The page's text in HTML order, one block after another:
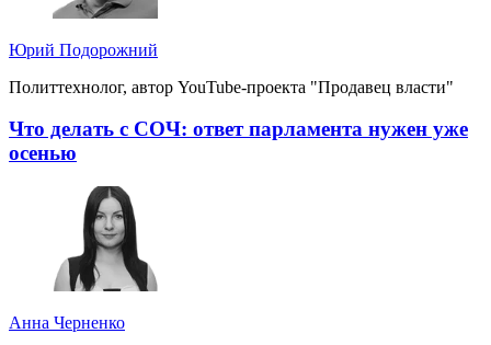
Юрий Подорожний
Политтехнолог, автор YouTube-проекта "Продавец власти"
Что делать с СОЧ: ответ парламента нужен уже
осенью
Анна Черненко